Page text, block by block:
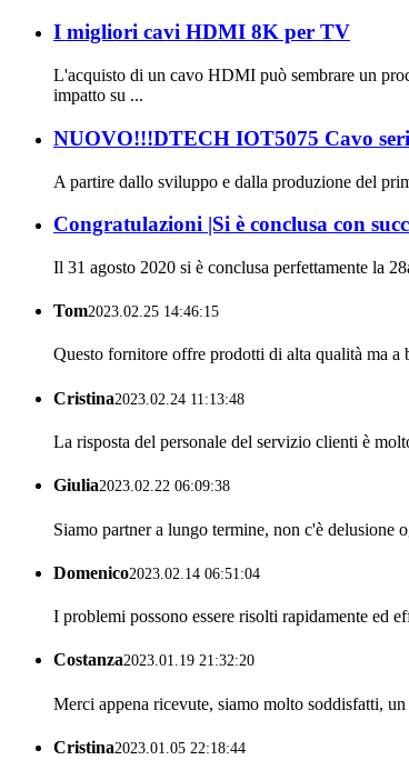
I migliori cavi HDMI 8K per TV
L'acquisto di un cavo HDMI può sembrare un
impatto su ...
NUOVO!!!DTECH IOT5075 Cavo
A partire dallo sviluppo e dalla produzione del
Congratulazioni |Si è conclusa con
Il 31 agosto 2020 si è conclusa perfettamente la
Tom2023.02.25 14:46:15
Questo fornitore offre prodotti di alta qualità ma a
Cristina2023.02.24 11:13:48
La risposta del personale del servizio clienti è
Giulia2023.02.22 06:09:38
Siamo partner a lungo termine, non c'è delusione
Domenico2023.02.14 06:51:04
I problemi possono essere risolti rapidamente ed
Costanza2023.01.19 21:32:20
Merci appena ricevute, siamo molto soddisfatti,
Cristina2023.01.05 22:18:44